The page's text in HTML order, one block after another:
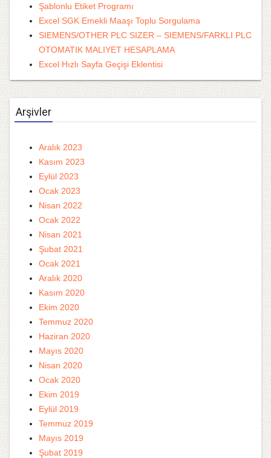
Şablonlu Etiket Programı
Excel SGK Emekli Maaşı Toplu Sorgulama
SIEMENS/OTHER PLC SIZER – SIEMENS/FARKLI PLC
OTOMATIK MALIYET HESAPLAMA
Excel Hızlı Sayfa Geçişi Eklentisi
Arşivler
Aralık 2023
Kasım 2023
Eylül 2023
Ocak 2023
Nisan 2022
Ocak 2022
Nisan 2021
Şubat 2021
Ocak 2021
Aralık 2020
Kasım 2020
Ekim 2020
Temmuz 2020
Haziran 2020
Mayıs 2020
Nisan 2020
Ocak 2020
Ekim 2019
Eylül 2019
Temmuz 2019
Mayıs 2019
Şubat 2019